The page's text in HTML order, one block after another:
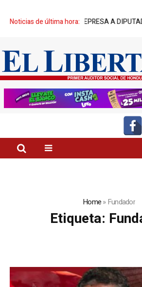
Noticias de última hora:
AVANCES DE REPRESA A DIPUTADOS
Home»Fundador
Etiqueta: